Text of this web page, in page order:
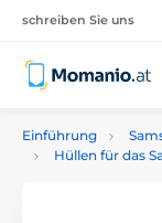
schreiben Sie uns
Einführung
Hüllen für das